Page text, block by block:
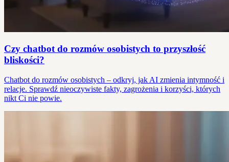
Czy chatbot do rozmów osobistych to przyszłość
bliskości?
Chatbot do rozmów osobistych – odkryj, jak AI zmienia intymność i
relacje. Sprawdź nieoczywiste fakty, zagrożenia i korzyści, których
nikt Ci nie powie.